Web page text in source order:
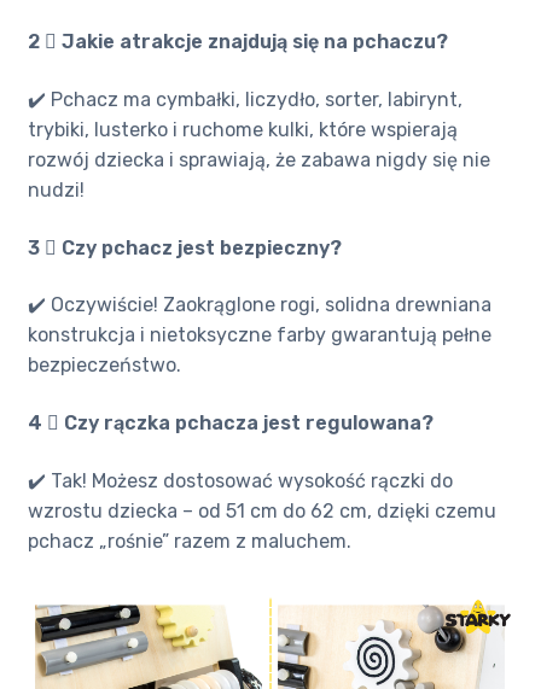
2 ️⃣ Jakie atrakcje znajdują się na pchaczu?
✔️ Pchacz ma cymbałki, liczydło, sorter, labirynt,
trybiki, lusterko i ruchome kulki, które wspierają
rozwój dziecka i sprawiają, że zabawa nigdy się nie
nudzi!
3 ️⃣ Czy pchacz jest bezpieczny?
✔️ Oczywiście! Zaokrąglone rogi, solidna drewniana
konstrukcja i nietoksyczne farby gwarantują pełne
bezpieczeństwo.
4 ️⃣ Czy rączka pchacza jest regulowana?
✔️ Tak! Możesz dostosować wysokość rączki do
wzrostu dziecka – od 51 cm do 62 cm, dzięki czemu
pchacz „rośnie” razem z maluchem.